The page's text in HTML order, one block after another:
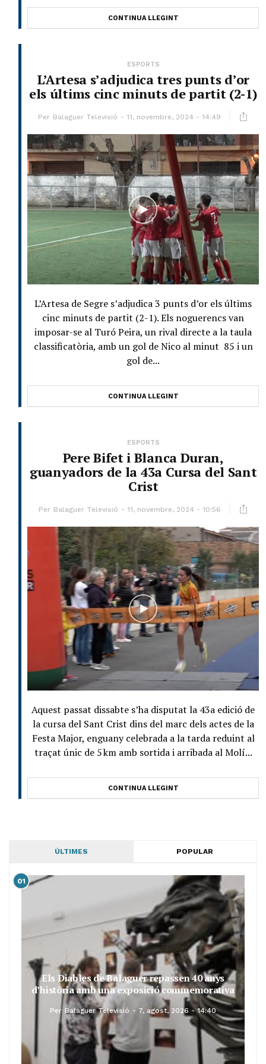
CONTINUA LLEGINT
ESPORTS
L’Artesa s’adjudica tres punts d’or
els últims cinc minuts de partit (2-1)
Per Balaguer Televisió 11, novembre, 2024 - 14:49
L’Artesa de Segre s’adjudica 3 punts d’or els últims
cinc minuts de partit (2-1). Els noguerencs van
imposar-se al Turó Peira, un rival directe a la taula
classificatòria, amb un gol de Nico al minut 85 i un
gol de...
CONTINUA LLEGINT
ESPORTS
Pere Bifet i Blanca Duran,
guanyadors de la 43a Cursa del Sant
Crist
Per Balaguer Televisió 11, novembre, 2024 - 10:56
Aquest passat dissabte s’ha disputat la 43a edició de
la cursa del Sant Crist dins del marc dels actes de la
Festa Major, enguany celebrada a la tarda reduint al
traçat únic de 5 km amb sortida i arribada al Molí...
CONTINUA LLEGINT
ÚLTIMES POPULAR
01
Els Diables de Balaguer repassen 40 anys
d’història amb una exposició commemorativa
Per Balaguer Televisió 7, agost, 2026 - 14:40